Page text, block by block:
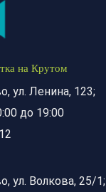
на Крутом
ул. Ленина, 123;
до 19:00
ул. Волкова, 25/1;